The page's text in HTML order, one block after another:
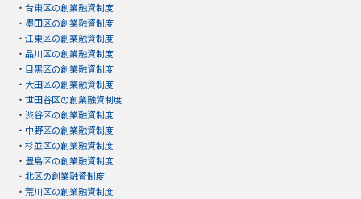
・ 台東区の創業融資制度
・ 墨田区の創業融資制度
・ 江東区の創業融資制度
・ 品川区の創業融資制度
・ 目黒区の創業融資制度
・ 大田区の創業融資制度
・ 世田谷区の創業融資制度
・ 渋谷区の創業融資制度
・ 中野区の創業融資制度
・ 杉並区の創業融資制度
・ 豊島区の創業融資制度
・ 北区の創業融資制度
・ 荒川区の創業融資制度